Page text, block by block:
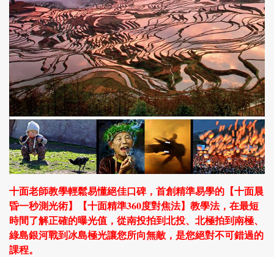
十面老師教學輕鬆易懂絕佳口碑，首創精準易學的【十面晨
昏一秒測光術】【十面精準360度對焦法】教學法，在最短
時間了解正確的曝光值，從南投拍到北投、北極拍到南極、
綠島銀河戰到冰島極光讓您所向無敵，是您絕對不可錯過的
課程。